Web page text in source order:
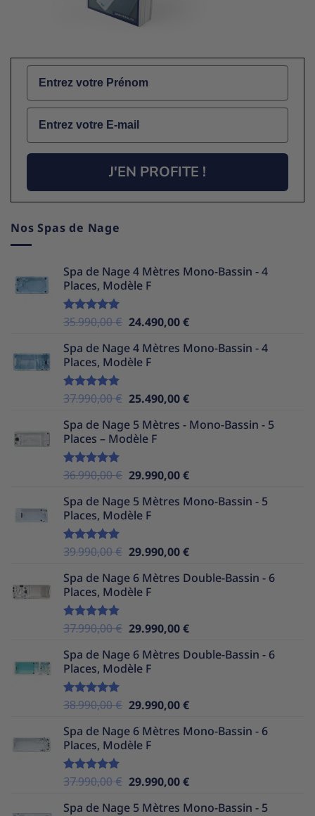
Name
Email
J'EN PROFITE !
Nos Spas de Nage
Spa de Nage 4 Mètres Mono-Bassin - 4
Places, Modèle F
Note5.00
35.990,00€ Le
initial
était :
24.490,00€Le
actuel
Spa de Nage 4 Mètres Mono-Bassin - 4
Places, Modèle F
Note5.00
37.990,00€ Le
initial
était :
25.490,00€Le
actuel
Spa de Nage 5 Mètres - Mono-Bassin - 5
Places – Modèle F
Note5.00
36.990,00€ Le
initial
était :
29.990,00€Le
actuel
Spa de Nage 5 Mètres Mono-Bassin - 5
Places, Modèle F
Note5.00
39.990,00€ Le
initial
était :
29.990,00€Le
actuel
Spa de Nage 6 Mètres Double-Bassin - 6
Places, Modèle F
Note5.00
37.990,00€ Le
initial
était :
29.990,00€Le
actuel
Spa de Nage 6 Mètres Double-Bassin - 6
Places, Modèle F
Note5.00
38.990,00€ Le
initial
était :
29.990,00€Le
actuel
Spa de Nage 6 Mètres Mono-Bassin - 6
Places, Modèle F
Note5.00
37.990,00€ Le
initial
29.990,00€Le
actuel
Spa de Nage 5 Mètres Mono-Bassin - 5